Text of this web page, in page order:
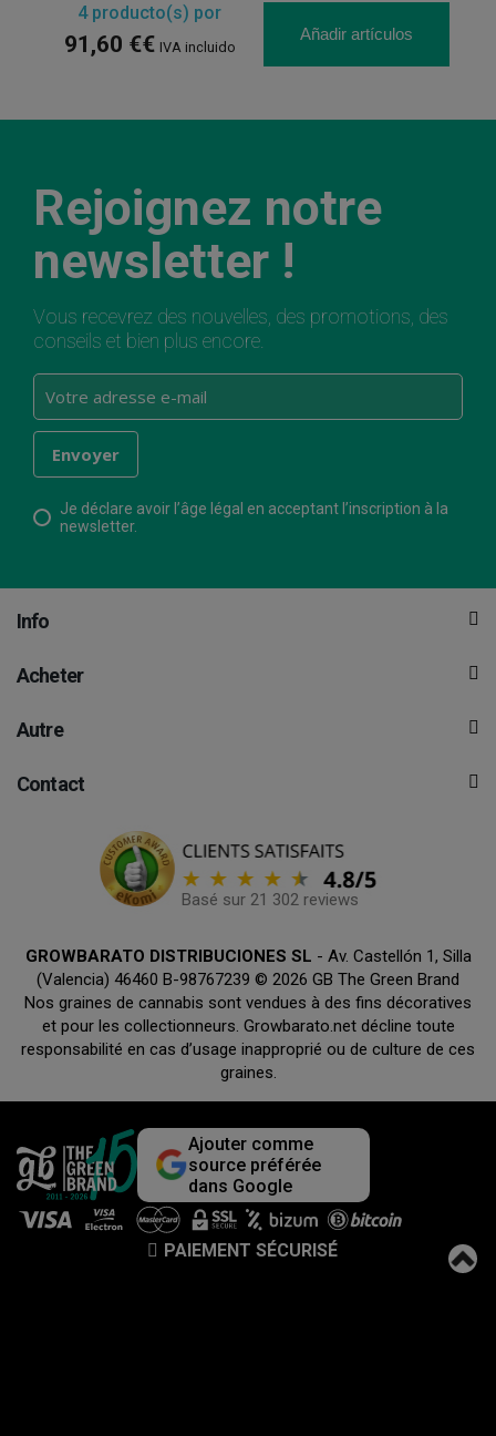
4producto(s) por
91,60 €€ IVA incluido
Añadir artículos
Rejoignez notre
newsletter !
Vous recevrez des nouvelles, des promotions, des
conseils et bien plus encore.
Je déclare avoir l’âge légal en acceptant l’inscription à la
newsletter.
Info
Acheter
Autre
Contact
Basé sur 21 302 reviews
GROWBARATO DISTRIBUCIONES SL - Av. Castellón 1, Silla
(Valencia) 46460 B-98767239 © 2026 GB The Green Brand
Nos graines de cannabis sont vendues à des fins décoratives
et pour les collectionneurs. Growbarato.net décline toute
responsabilité en cas d’usage inapproprié ou de culture de ces
graines.
Ajouter comme
source préférée
dans Google
PAIEMENT SÉCURISÉ